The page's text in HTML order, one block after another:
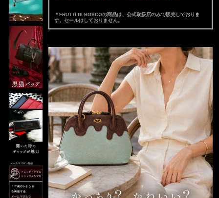
＊FRUTTI DI BOSCOの商品は、公式取扱店のみで販売しておりま
す。セールはしておりません。